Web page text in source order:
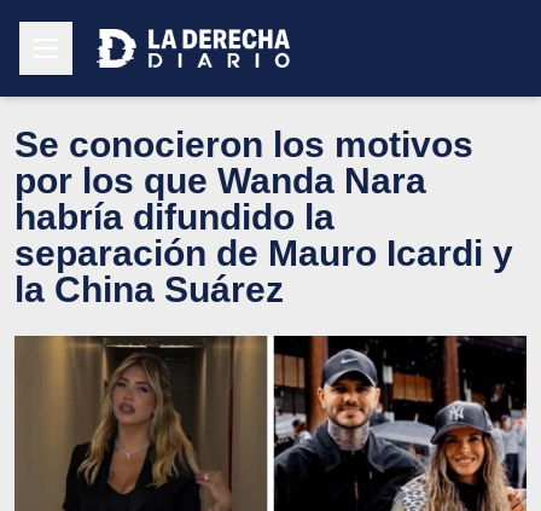
Se conocieron los motivos
por los que Wanda Nara
habría difundido la
separación de Mauro Icardi y
la China Suárez